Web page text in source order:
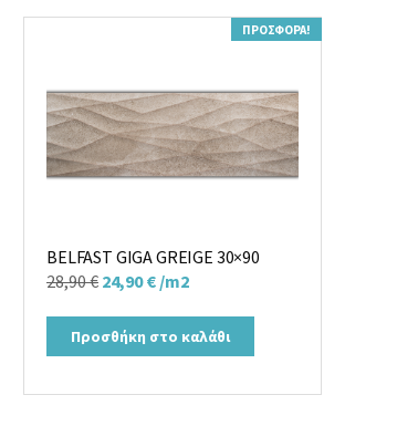
ΠΡΟΣΦΟΡΆ!
BELFAST GIGA GREIGE 30×90
28,90€ Original
was:
28,90 €.
24,90€Η
τιμή
είναι:
/m2
Προσθήκη στο καλάθι